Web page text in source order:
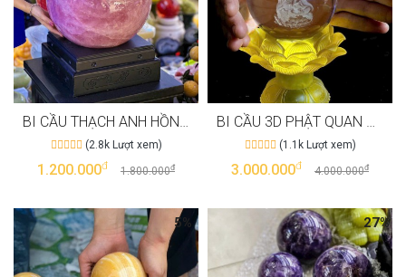
BI CẦU THẠCH ANH HỒNG VIP VỚI 76.4KG VÀ ĐƯỜNG KÍNH 40CM T3197
(2.8k Lượt xem)
1.200.000đ 1.800.000đ
BI CẦU 3D PHẬT QUAN ÂM KÈM ĐẾ ĐÈN HOA SEN - T3191
(1.1k Lượt xem)
3.000.000đ 4.000.000đ
5% 27%